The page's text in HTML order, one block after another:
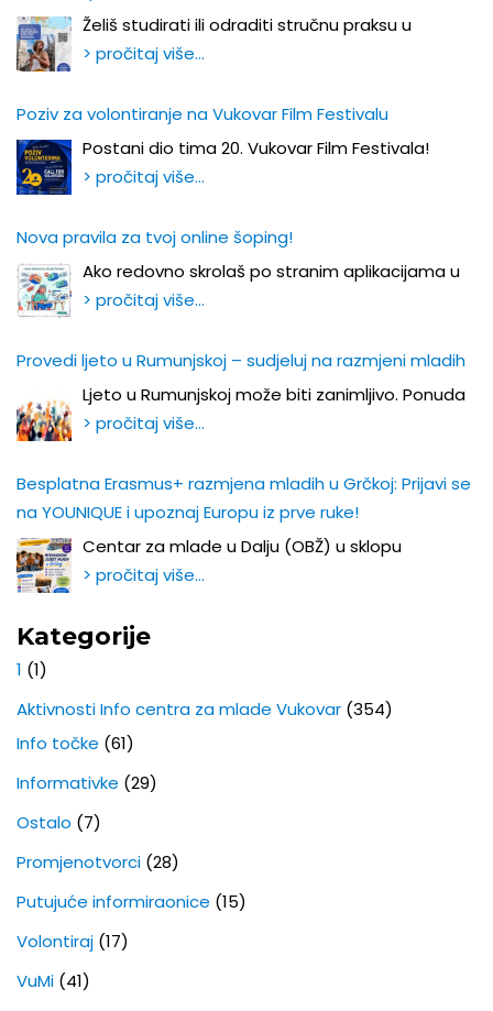
Želiš studirati ili odraditi stručnu praksu u
> pročitaj više…
Poziv za volontiranje na Vukovar Film Festivalu
Postani dio tima 20. Vukovar Film Festivala!
> pročitaj više…
Nova pravila za tvoj online šoping!
Ako redovno skrolaš po stranim aplikacijama u
> pročitaj više…
Provedi ljeto u Rumunjskoj – sudjeluj na razmjeni mladih
Ljeto u Rumunjskoj može biti zanimljivo. Ponuda
> pročitaj više…
Besplatna Erasmus+ razmjena mladih u Grčkoj: Prijavi se
na YOUNIQUE i upoznaj Europu iz prve ruke!
Centar za mlade u Dalju (OBŽ) u sklopu
> pročitaj više…
Kategorije
1 (1)
Aktivnosti Info centra za mlade Vukovar (354)
Info točke (61)
Informativke (29)
Ostalo (7)
Promjenotvorci (28)
Putujuće informiraonice (15)
Volontiraj (17)
VuMi (41)